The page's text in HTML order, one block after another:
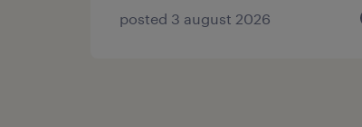
posted 3 august 2026